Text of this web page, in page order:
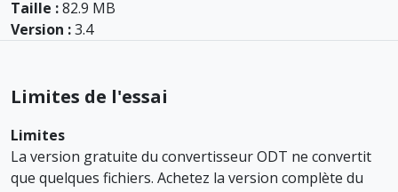
Taille :82.9 MB
Version :3.4
Limites de l'essai
Limites
La version gratuite du convertisseur ODT ne convertit
que quelques fichiers. Achetez la version complète du